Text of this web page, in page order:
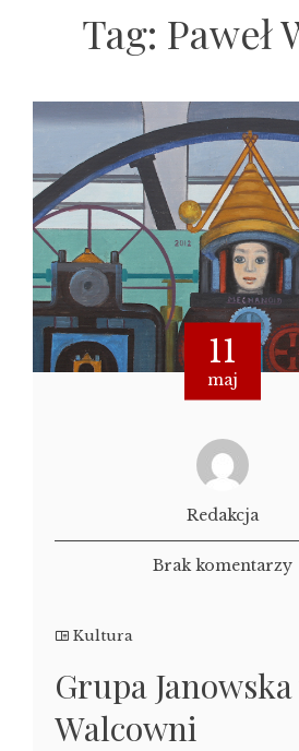
Tag: Paweł
11
maj
Redakcja
Brak komentarzy
Kultura
Grupa
Walcowni